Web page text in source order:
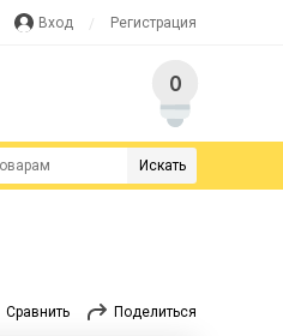
Вход Регистрация
0
Искать
Сравнить Поделиться